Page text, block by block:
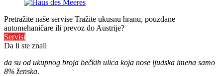
Pretražite naše servise Tražite ukusnu hranu, pouzdane
automehaničare ili prevoz do Austrije?
Servisi
Da li ste znali
da su od ukupnog broja bečkih ulica koja nose ljudska imena samo
8% ženska.